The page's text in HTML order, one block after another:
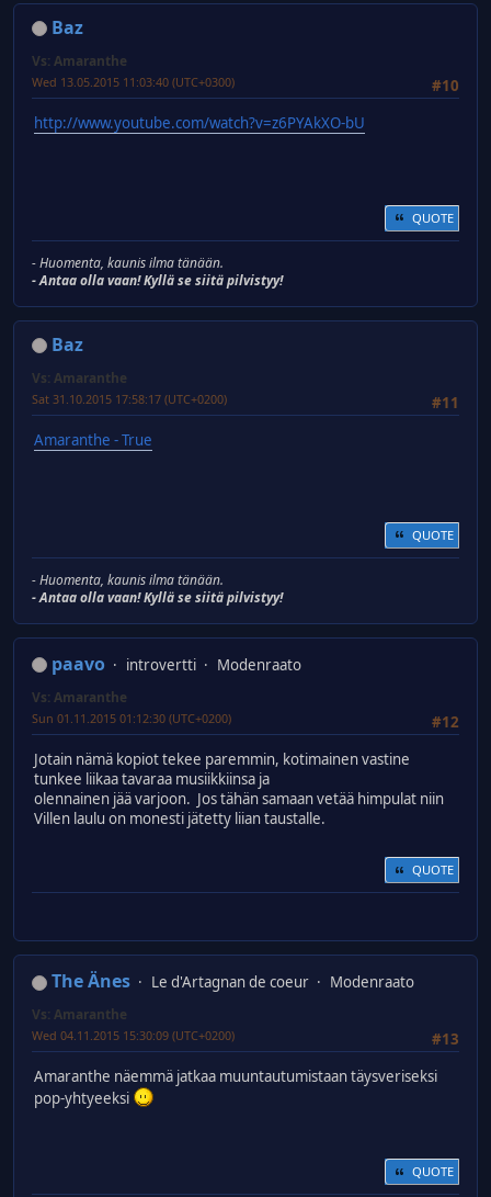
Baz
Vs: Amaranthe
#10
Wed 13.05.2015 11:03:40 (UTC+0300)
http://www.youtube.com/watch?v=z6PYAkXO-bU
QUOTE
- Huomenta, kaunis ilma tänään.
- Antaa olla vaan! Kyllä se siitä pilvistyy!
Baz
Vs: Amaranthe
#11
Sat 31.10.2015 17:58:17 (UTC+0200)
Amaranthe - True
QUOTE
- Huomenta, kaunis ilma tänään.
- Antaa olla vaan! Kyllä se siitä pilvistyy!
paavo introvertti Modenraato
Vs: Amaranthe
#12
Sun 01.11.2015 01:12:30 (UTC+0200)
Jotain nämä kopiot tekee paremmin, kotimainen vastine
tunkee liikaa tavaraa musiikkiinsa ja
olennainen jää varjoon. Jos tähän samaan vetää himpulat niin
Villen laulu on monesti jätetty liian taustalle.
QUOTE
The Änes Le d'Artagnan de coeur Modenraato
Vs: Amaranthe
#13
Wed 04.11.2015 15:30:09 (UTC+0200)
Amaranthe näemmä jatkaa muuntautumistaan täysveriseksi
pop-yhtyeeksi
QUOTE